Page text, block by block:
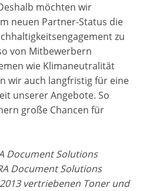
möchten wir
neuen Partner-Status die
zu
von Mitbewerbern
wie Klimaneutralität
wir auch langfristig für eine
unserer Angebote. So
große Chancen für
Document Solutions
Document Solutions
vertriebenen Toner und